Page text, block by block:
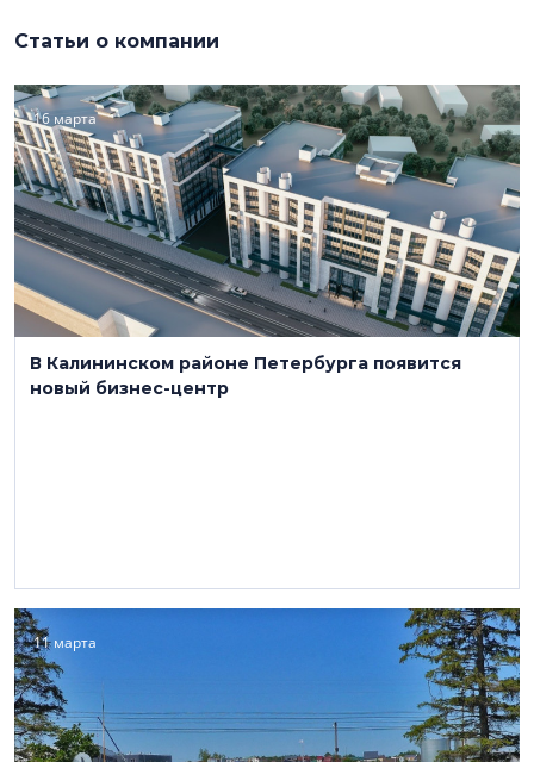
Статьи о компании
16 марта
В Калининском районе Петербурга появится
новый бизнес-центр
11 марта